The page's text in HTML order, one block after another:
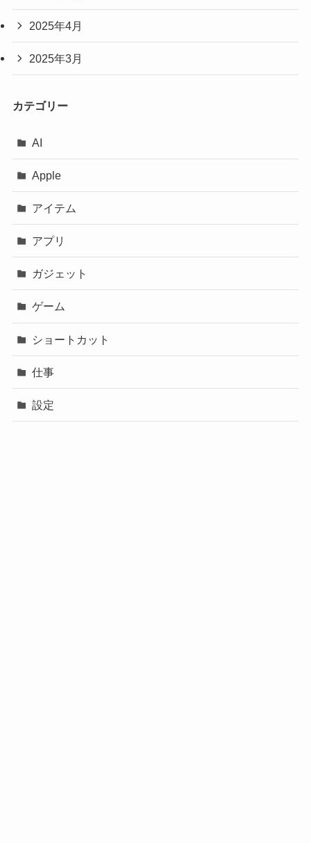
2025年4月
2025年3月
カテゴリー
AI
Apple
アイテム
アプリ
ガジェット
ゲーム
ショートカット
仕事
設定